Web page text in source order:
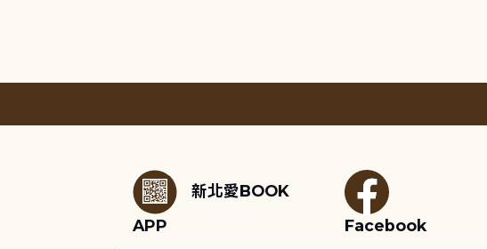
新北愛BOOK
APP
Facebook